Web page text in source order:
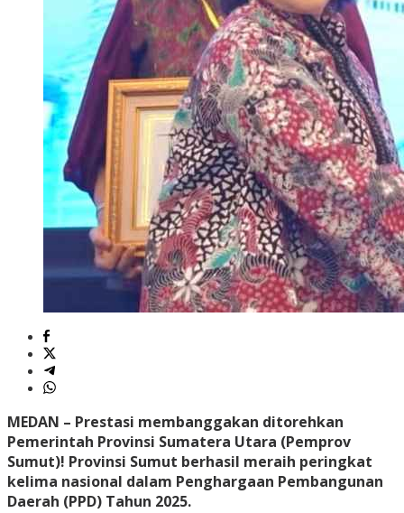
MEDAN – Prestasi membanggakan ditorehkan
Pemerintah Provinsi Sumatera Utara (Pemprov
Sumut)! Provinsi Sumut berhasil meraih peringkat
kelima nasional dalam Penghargaan Pembangunan
Daerah (PPD) Tahun 2025.